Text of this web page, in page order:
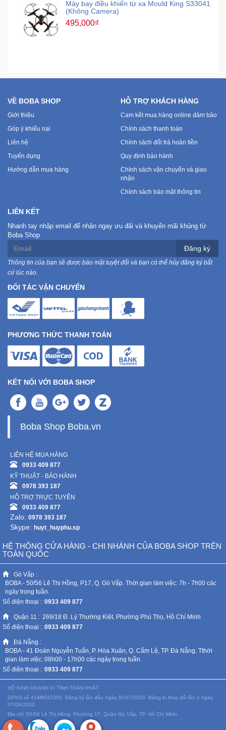
Máy bay điều khiển từ xa Mould King S33041
(Không Camera)
495,000₫
VỀ BOBA SHOP
Giới thiệu
Góp ý khiếu nại
Liên hệ
Tuyển dụng
Hướng dẫn mua hàng
HỖ TRỢ KHÁCH HÀNG
Cam kết mua hàng online đảm bảo
Chính sách thanh toán
Chính sách đổi trả hoàn tiền
Quy định bảo hành
Chính sách vận chuyển và giao
nhận
Chính sách bảo mật thông tin
LIÊN KẾT
Nhanh tay nhập email để nhận ngay ưu đãi và khuyến mãi khủng từ
Boba Shop
Đăng ký
Thông tin của bạn sẽ được bảo mật tuyệt đối và bạn có thể hủy đăng ký bất
cứ lúc nào.
ĐỐI TÁC VẬN CHUYỂN
PHƯƠNG THỨC THANH TOÁN
KẾT NỐI VỚI BOBA SHOP
Boba Shop Boba.vn
LIÊN HỆ MUA HÀNG
0933 409 877
KỸ THUẬT - BẢO HÀNH
0978 393 187
HỖ TRỢ TRỰC TUYẾN
0933 409 877
Zalo: 0978 393 187
Skype: huyt_huyphu.sp
HỆ THỐNG CỬA HÀNG - CHI NHÁNH CỦA BOBA SHOP TRÊN
TOÀN QUỐC
Gò Vấp :
BOBA - 50/56 Lê Thị Hồng, P17, Q. Gò Vấp. Thời gian làm việc: 7h - 7h00 các
ngày trong tuần.
Số điện thoại : 0933 409 877
Quận 11 : 269/18 Đ. Lý Thường Kiệt, Phường Phú Thọ, Hồ Chí Minh
Số điện thoại : 0933 409 877
Đà Nẵng :
BOBA - 41 Đoàn Nguyễn Tuấn, P. Hòa Xuân, Q. Cẩm Lệ, TP. Đà Nẵng. Tthời
gian làm việc: 08h00 - 17h00 các ngày trong tuần.
Số điện thoại : 0933 409 877
HỘ KINH DOANH VI TÍNH TOÀN PHÁT
GPKD số 41M8042355. Đăng ký lần đầu ngày 31/07/2020. Đăng kí thay đổi lần 1 ngày
07/06/2022
Địa chỉ: 50/56 Lê Thị Hồng, Phường 17, Quận Gò Vấp, TP. Hồ Chí Minh